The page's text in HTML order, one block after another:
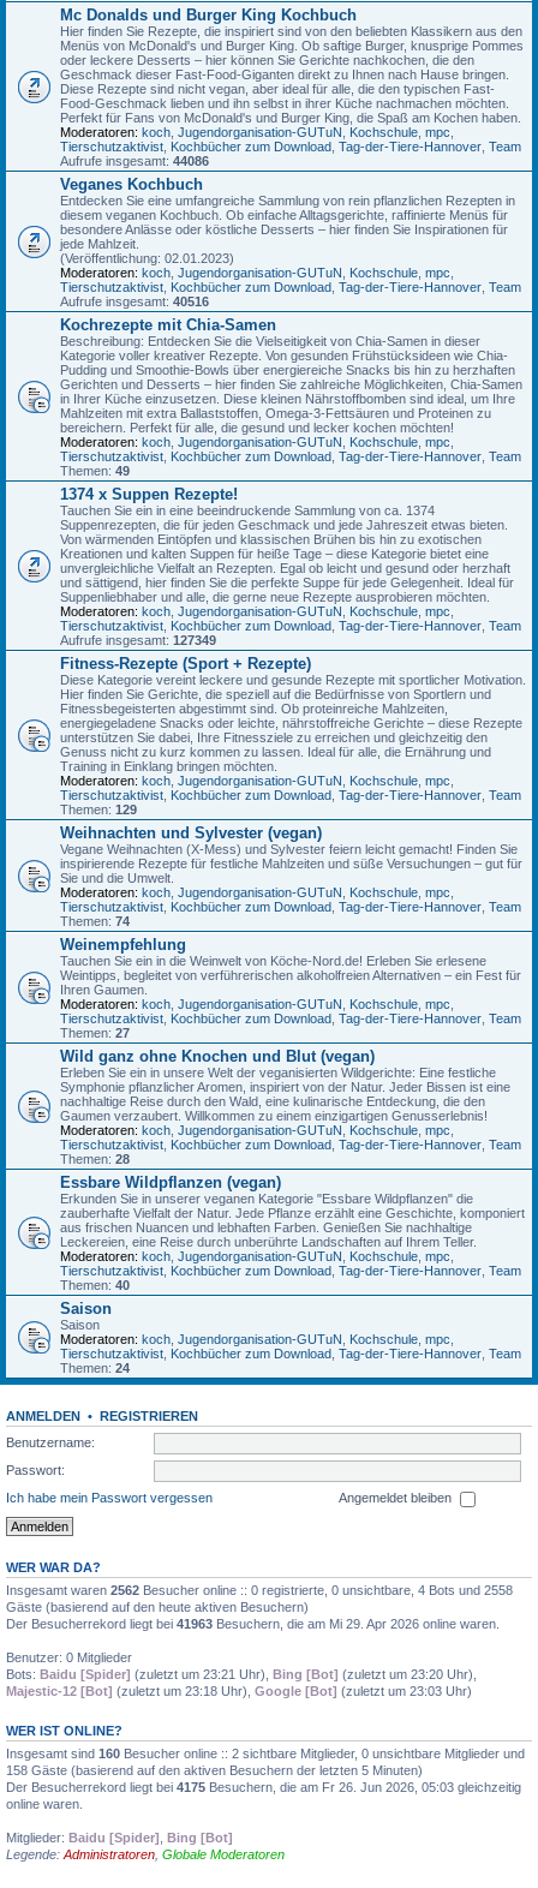
Mc Donalds und Burger King Kochbuch
Hier finden Sie Rezepte, die inspiriert sind von den beliebten Klassikern aus den
Menüs von McDonald's und Burger King. Ob saftige Burger, knusprige Pommes
oder leckere Desserts – hier können Sie Gerichte nachkochen, die den
Geschmack dieser Fast-Food-Giganten direkt zu Ihnen nach Hause bringen.
Diese Rezepte sind nicht vegan, aber ideal für alle, die den typischen Fast-
Food-Geschmack lieben und ihn selbst in ihrer Küche nachmachen möchten.
Perfekt für Fans von McDonald's und Burger King, die Spaß am Kochen haben.
Moderatoren: koch Jugendorganisation-GUTuN Kochschule mpc
Tierschutzaktivist Kochbücher zum Download Tag-der-Tiere-Hannover Team
Aufrufe insgesamt: 44086
Veganes Kochbuch
Entdecken Sie eine umfangreiche Sammlung von rein pflanzlichen Rezepten in
diesem veganen Kochbuch. Ob einfache Alltagsgerichte, raffinierte Menüs für
besondere Anlässe oder köstliche Desserts – hier finden Sie Inspirationen für
jede Mahlzeit.
(Veröffentlichung: 02.01.2023)
Moderatoren: koch Jugendorganisation-GUTuN Kochschule mpc
Tierschutzaktivist Kochbücher zum Download Tag-der-Tiere-Hannover Team
Aufrufe insgesamt: 40516
Kochrezepte mit Chia-Samen
Beschreibung: Entdecken Sie die Vielseitigkeit von Chia-Samen in dieser
Kategorie voller kreativer Rezepte. Von gesunden Frühstücksideen wie Chia-
Pudding und Smoothie-Bowls über energiereiche Snacks bis hin zu herzhaften
Gerichten und Desserts – hier finden Sie zahlreiche Möglichkeiten, Chia-Samen
in Ihrer Küche einzusetzen. Diese kleinen Nährstoffbomben sind ideal, um Ihre
Mahlzeiten mit extra Ballaststoffen, Omega-3-Fettsäuren und Proteinen zu
bereichern. Perfekt für alle, die gesund und lecker kochen möchten!
Moderatoren: koch Jugendorganisation-GUTuN Kochschule mpc
Tierschutzaktivist Kochbücher zum Download Tag-der-Tiere-Hannover Team
Themen: 49
1374 x Suppen Rezepte!
Tauchen Sie ein in eine beeindruckende Sammlung von ca. 1374
Suppenrezepten, die für jeden Geschmack und jede Jahreszeit etwas bieten.
Von wärmenden Eintöpfen und klassischen Brühen bis hin zu exotischen
Kreationen und kalten Suppen für heiße Tage – diese Kategorie bietet eine
unvergleichliche Vielfalt an Rezepten. Egal ob leicht und gesund oder herzhaft
und sättigend, hier finden Sie die perfekte Suppe für jede Gelegenheit. Ideal für
Suppenliebhaber und alle, die gerne neue Rezepte ausprobieren möchten.
Moderatoren: koch Jugendorganisation-GUTuN Kochschule mpc
Tierschutzaktivist Kochbücher zum Download Tag-der-Tiere-Hannover Team
Aufrufe insgesamt: 127349
Fitness-Rezepte (Sport + Rezepte)
Diese Kategorie vereint leckere und gesunde Rezepte mit sportlicher Motivation.
Hier finden Sie Gerichte, die speziell auf die Bedürfnisse von Sportlern und
Fitnessbegeisterten abgestimmt sind. Ob proteinreiche Mahlzeiten,
energiegeladene Snacks oder leichte, nährstoffreiche Gerichte – diese Rezepte
unterstützen Sie dabei, Ihre Fitnessziele zu erreichen und gleichzeitig den
Genuss nicht zu kurz kommen zu lassen. Ideal für alle, die Ernährung und
Training in Einklang bringen möchten.
Moderatoren: koch Jugendorganisation-GUTuN Kochschule mpc
Tierschutzaktivist Kochbücher zum Download Tag-der-Tiere-Hannover Team
Themen: 129
Weihnachten und Sylvester (vegan)
Vegane Weihnachten (X-Mess) und Sylvester feiern leicht gemacht! Finden Sie
inspirierende Rezepte für festliche Mahlzeiten und süße Versuchungen – gut für
Sie und die Umwelt.
Moderatoren: koch Jugendorganisation-GUTuN Kochschule mpc
Tierschutzaktivist Kochbücher zum Download Tag-der-Tiere-Hannover Team
Themen: 74
Weinempfehlung
Tauchen Sie ein in die Weinwelt von Köche-Nord.de! Erleben Sie erlesene
Weintipps, begleitet von verführerischen alkoholfreien Alternativen – ein Fest für
Ihren Gaumen.
Moderatoren: koch Jugendorganisation-GUTuN Kochschule mpc
Tierschutzaktivist Kochbücher zum Download Tag-der-Tiere-Hannover Team
Themen: 27
Wild ganz ohne Knochen und Blut (vegan)
Erleben Sie ein in unsere Welt der veganisierten Wildgerichte: Eine festliche
Symphonie pflanzlicher Aromen, inspiriert von der Natur. Jeder Bissen ist eine
nachhaltige Reise durch den Wald, eine kulinarische Entdeckung, die den
Gaumen verzaubert. Willkommen zu einem einzigartigen Genusserlebnis!
Moderatoren: koch Jugendorganisation-GUTuN Kochschule mpc
Tierschutzaktivist Kochbücher zum Download Tag-der-Tiere-Hannover Team
Themen: 28
Essbare Wildpflanzen (vegan)
Erkunden Sie in unserer veganen Kategorie "Essbare Wildpflanzen" die
zauberhafte Vielfalt der Natur. Jede Pflanze erzählt eine Geschichte, komponiert
aus frischen Nuancen und lebhaften Farben. Genießen Sie nachhaltige
Leckereien, eine Reise durch unberührte Landschaften auf Ihrem Teller.
Moderatoren: koch Jugendorganisation-GUTuN Kochschule mpc
Tierschutzaktivist Kochbücher zum Download Tag-der-Tiere-Hannover Team
Themen: 40
Saison
Saison
Moderatoren: koch Jugendorganisation-GUTuN Kochschule mpc
Tierschutzaktivist Kochbücher zum Download Tag-der-Tiere-Hannover Team
Themen: 24
ANMELDEN • REGISTRIEREN
Benutzername:
Passwort:
Ich habe mein Passwort vergessen
Angemeldet bleiben
WER WAR DA?
Insgesamt waren 2562 Besucher online :: 0 registrierte, 0 unsichtbare, 4 Bots und 2558
Gäste (basierend auf den heute aktiven Besuchern)
Der Besucherrekord liegt bei 41963 Besuchern, die am Mi 29. Apr 2026 online waren.
Benutzer: 0 Mitglieder
Bots: Baidu [Spider] (zuletzt um 23:21 Uhr), Bing [Bot] (zuletzt um 23:20 Uhr),
Majestic-12 [Bot] (zuletzt um 23:18 Uhr), Google [Bot] (zuletzt um 23:03 Uhr)
WER IST ONLINE?
Insgesamt sind 160 Besucher online :: 2 sichtbare Mitglieder, 0 unsichtbare Mitglieder und
158 Gäste (basierend auf den aktiven Besuchern der letzten 5 Minuten)
Der Besucherrekord liegt bei 4175 Besuchern, die am Fr 26. Jun 2026, 05:03 gleichzeitig
online waren.
Mitglieder: Baidu [Spider] Bing [Bot]
Legende: Administratoren Globale Moderatoren